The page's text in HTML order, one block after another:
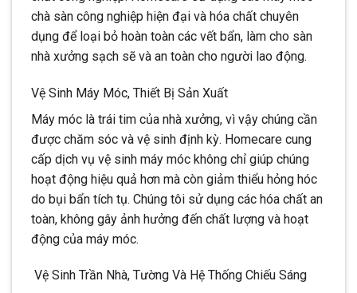
chà sàn công nghiệp hiện đại và hóa chất chuyên
dụng để loại bỏ hoàn toàn các vết bẩn, làm cho sàn
nhà xưởng sạch sẽ và an toàn cho người lao động.
Vệ Sinh Máy Móc, Thiết Bị Sản Xuất
Máy móc là trái tim của nhà xưởng, vì vậy chúng cần
được chăm sóc và vệ sinh định kỳ. Homecare cung
cấp dịch vụ vệ sinh máy móc không chỉ giúp chúng
hoạt động hiệu quả hơn mà còn giảm thiểu hỏng hóc
do bụi bẩn tích tụ. Chúng tôi sử dụng các hóa chất an
toàn, không gây ảnh hưởng đến chất lượng và hoạt
động của máy móc.
Vệ Sinh Trần Nhà, Tường Và Hệ Thống Chiếu Sáng